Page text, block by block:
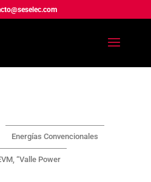
Energías Convencionales
“Valle Power